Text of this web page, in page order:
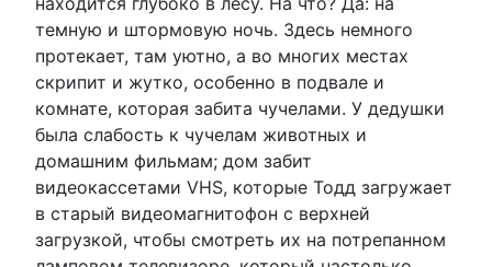
темную и штормовую ночь. Здесь немного
протекает, там уютно, а во многих местах
скрипит и жутко, особенно в подвале и
комнате, которая забита чучелами. У дедушки
была слабость к чучелам животных и
домашним фильмам; дом забит
видеокассетами VHS, которые Тодд загружает
в старый видеомагнитофон с верхней
загрузкой, чтобы смотреть их на потрепанном